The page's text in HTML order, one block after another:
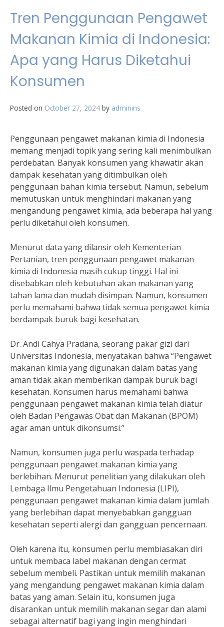
Tren Penggunaan Pengawet
Makanan Kimia di Indonesia:
Apa yang Harus Diketahui
Konsumen
Posted on October 27, 2024 by adminins
Penggunaan pengawet makanan kimia di Indonesia
memang menjadi topik yang sering kali menimbulkan
perdebatan. Banyak konsumen yang khawatir akan
dampak kesehatan yang ditimbulkan oleh
penggunaan bahan kimia tersebut. Namun, sebelum
memutuskan untuk menghindari makanan yang
mengandung pengawet kimia, ada beberapa hal yang
perlu diketahui oleh konsumen.
Menurut data yang dilansir oleh Kementerian
Pertanian, tren penggunaan pengawet makanan
kimia di Indonesia masih cukup tinggi. Hal ini
disebabkan oleh kebutuhan akan makanan yang
tahan lama dan mudah disimpan. Namun, konsumen
perlu memahami bahwa tidak semua pengawet kimia
berdampak buruk bagi kesehatan.
Dr. Andi Cahya Pradana, seorang pakar gizi dari
Universitas Indonesia, menyatakan bahwa “Pengawet
makanan kimia yang digunakan dalam batas yang
aman tidak akan memberikan dampak buruk bagi
kesehatan. Konsumen harus memahami bahwa
penggunaan pengawet makanan kimia telah diatur
oleh Badan Pengawas Obat dan Makanan (BPOM)
agar aman untuk dikonsumsi.”
Namun, konsumen juga perlu waspada terhadap
penggunaan pengawet makanan kimia yang
berlebihan. Menurut penelitian yang dilakukan oleh
Lembaga Ilmu Pengetahuan Indonesia (LIPI),
penggunaan pengawet makanan kimia dalam jumlah
yang berlebihan dapat menyebabkan gangguan
kesehatan seperti alergi dan gangguan pencernaan.
Oleh karena itu, konsumen perlu membiasakan diri
untuk membaca label makanan dengan cermat
sebelum membeli. Pastikan untuk memilih makanan
yang mengandung pengawet makanan kimia dalam
batas yang aman. Selain itu, konsumen juga
disarankan untuk memilih makanan segar dan alami
sebagai alternatif bagi yang ingin menghindari